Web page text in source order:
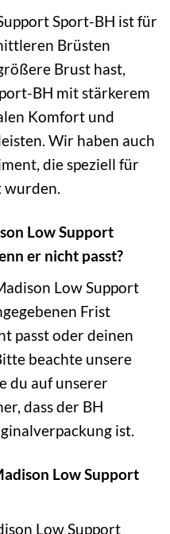
Sport-BH ist für
Brüsten
Brust hast,
BH mit stärkerem
Komfort und
Wir haben auch
die speziell für
wurden.
Low Support
er nicht passt?
Low Support
Frist
passt oder deinen
beachte unsere
du auf unserer
dass der BH
ist.
Low Support
Low Support